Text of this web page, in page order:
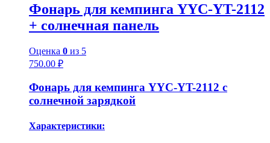
Фонарь для кемпинга YYC-YT-2112
+ солнечная панель
Оценка 0 из 5
750.00 ₽
Фонарь для кемпинга YYC-YT-2112 с
солнечной зарядкой
Характеристики: